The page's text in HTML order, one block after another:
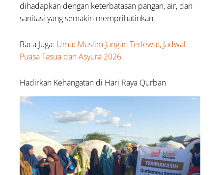
dihadapkan dengan keterbatasan pangan, air, dan
sanitasi yang semakin memprihatinkan.
Baca Juga: Umat Muslim Jangan Terlewat, Jadwal
Puasa Tasua dan Asyura 2026
Hadirkan Kehangatan di Hari Raya Qurban